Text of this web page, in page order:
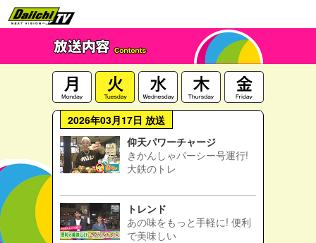
2026年03月17日 放送
仰天パワーチャージ
きかんしゃパーシー号運行!
大鉄のトレ
トレンド
あの味をもっと手軽に! 便利
で美味しい